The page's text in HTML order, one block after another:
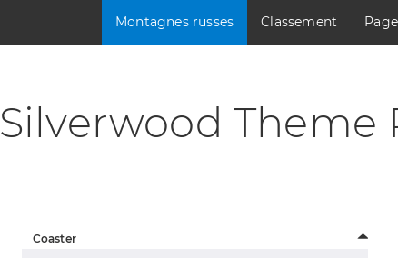
Montagnes russes Classement Page
Silverwood Theme
Coaster